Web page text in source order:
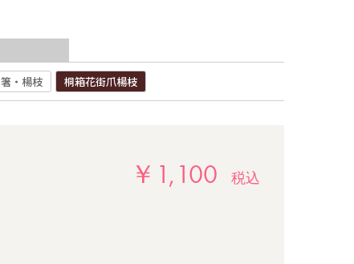
箸・楊枝 桐箱花街爪楊枝
￥1,100 税込